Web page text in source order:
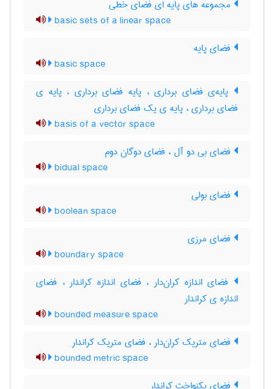
مجموعه های پایه ای فضای خطی
basic sets of a linear space
فضای پایه
basic space
پایه‌ی فضای برداری ، پایه فضای برداری ، پایه ی
فضای برداری ، پایه ی یک فضای برداری
basis of a vector space
فضای بی دو آل ، فضای دوگان دوم
bidual space
فضای بولی
boolean space
فضای مرزی
boundary space
فضای اندازه کران‌دار ، فضای اندازه کراندار ، فضای
اندازه ی کراندار
bounded measure space
فضای متریک کران‌دار ، فضای متریک کراندار
bounded metric space